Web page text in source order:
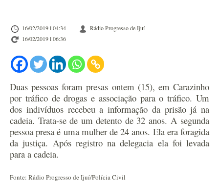
16/02/2019 l 04:34
Rádio Progresso de Ijuí
16/02/2019 l 06:36
Duas pessoas foram presas ontem (15), em Carazinho
por tráfico de drogas e associação para o tráfico. Um
dos indivíduos recebeu a informação da prisão já na
cadeia. Trata-se de um detento de 32 anos.A segunda
pessoa presa é uma mulher de 24 anos. Ela era foragida
da justiça. Após registro na delegacia ela foi levada
para a cadeia.
Fonte: Rádio Progresso de Ijuí/Polícia Civil